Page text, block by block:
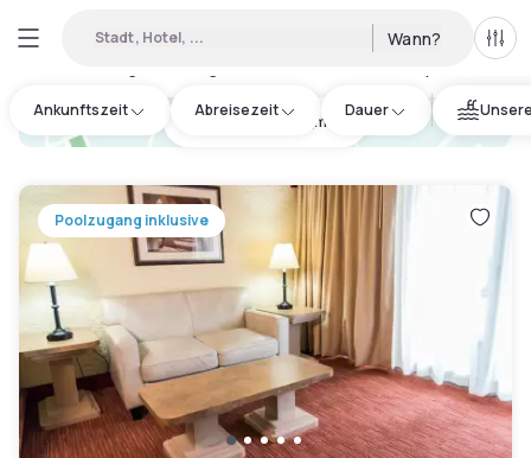
Stadt, Hotel, ... Wann? Alle
Ankunftszeit Abreisezeit Dauer
hotel.cta.view_map
Poolzugang inklusive